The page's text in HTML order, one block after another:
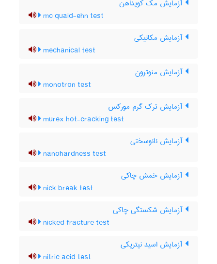
آزمایش مک کویداهن
mc quaid-ehn test
آزمایش مکانیکی
mechanical test
آزمایش منوترون
monotron test
آزمایش ترک گرم مورکس
murex hot-cracking test
آزمایش نانوسختی
nanohardness test
آزمایش خمش چاکی
nick break test
آزمایش شکستگی چاکی
nicked fracture test
آزمایش اسید نیتریکی
nitric acid test